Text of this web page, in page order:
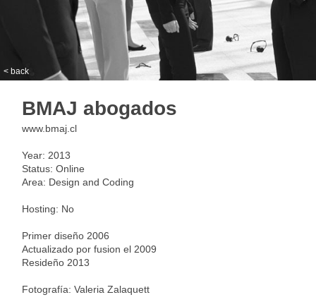
< back
BMAJ abogados
www.bmaj.cl
Year: 2013
Status: Online
Area: Design and Coding
Hosting: No
Primer diseño 2006
Actualizado por fusion el 2009
Resideño 2013
Fotografía: Valeria Zalaquett